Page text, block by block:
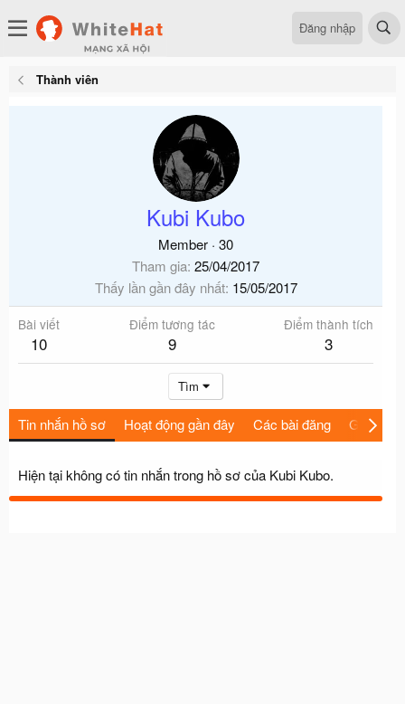
Đăng nhập
Thành viên
Kubi Kubo
Member · 30
Tham gia 25/04/2017
Thấy lần gần đây nhất 15/05/2017
Bài viết
10
Điểm tương tác
9
Điểm thành tích
3
Tìm
Tin nhắn hồ sơ Hoạt động gần đây Các bài đăng Giới thiệu
Hiện tại không có tin nhắn trong hồ sơ của Kubi Kubo.